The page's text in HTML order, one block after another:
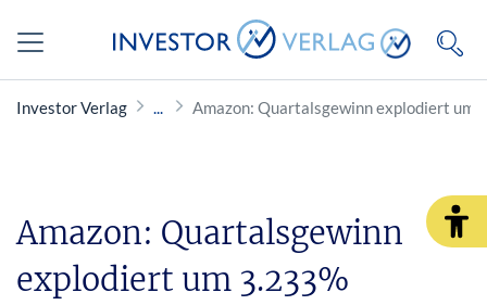
Investor Verlag Amazon: Quartalsgewinn explodiert um
Amazon: Quartalsgewinn
explodiert um 3.233%